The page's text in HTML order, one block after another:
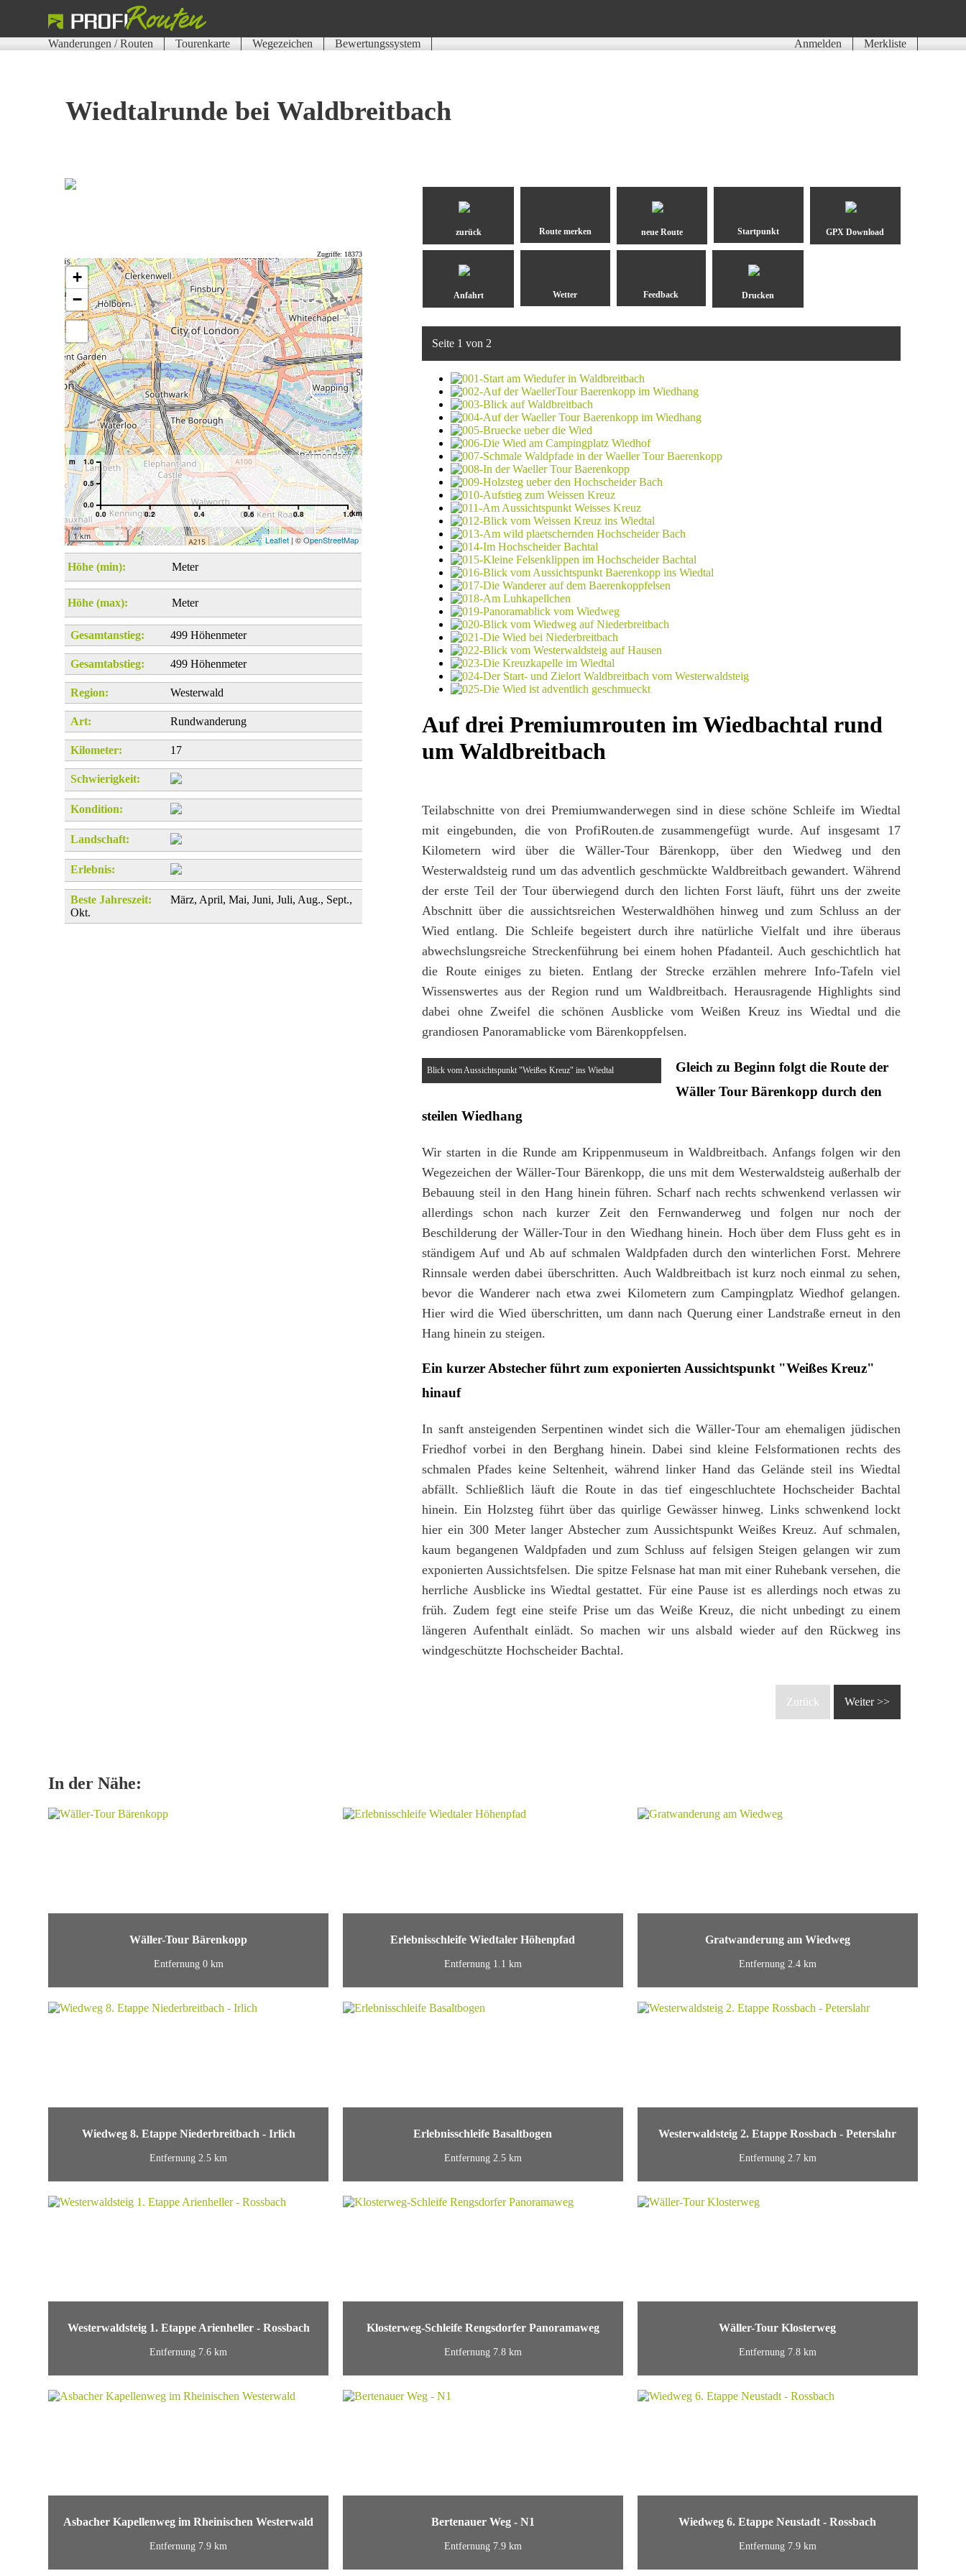
Wanderungen / Routen Tourenkarte Wegezeichen
Bewertungssystem
Anmelden Merkliste
Wiedtalrunde bei Waldbreitbach
Zugriffe: 18373
+
−
0.0 0.2 0.4 0.6 0.8 1.0km
0.0
0.5
1.0
m
1 km Leaflet| ©OpenStreetMap
Höhe (min): Meter
Höhe (max): Meter
Gesamtanstieg: 499 Höhenmeter
Gesamtabstieg: 499 Höhenmeter
Region: Westerwald
Art: Rundwanderung
Kilometer: 17
Schwierigkeit:
Kondition:
Landschaft:
Erlebnis:
Beste Jahreszeit:
März, April, Mai, Juni, Juli, Aug., Sept.,
Okt.
zurück neue Route GPX Download
Anfahrt Drucken
Seite 1 von 2
Auf drei Premiumrouten im Wiedbachtal rund
um Waldbreitbach
Teilabschnitte von drei Premiumwanderwegen sind in diese schöne Schleife im Wiedtal
mit eingebunden, die von ProfiRouten.de zusammengefügt wurde. Auf insgesamt 17
Kilometern wird über die Wäller-Tour Bärenkopp, über den Wiedweg und den
Westerwaldsteig rund um das adventlich geschmückte Waldbreitbach gewandert. Während
der erste Teil der Tour überwiegend durch den lichten Forst läuft, führt uns der zweite
Abschnitt über die aussichtsreichen Westerwaldhöhen hinweg und zum Schluss an der
Wied entlang. Die Schleife begeistert durch ihre natürliche Vielfalt und ihre überaus
abwechslungsreiche Streckenführung bei einem hohen Pfadanteil. Auch geschichtlich hat
die Route einiges zu bieten. Entlang der Strecke erzählen mehrere Info-Tafeln viel
Wissenswertes aus der Region rund um Waldbreitbach. Herausragende Highlights sind
dabei ohne Zweifel die schönen Ausblicke vom Weißen Kreuz ins Wiedtal und die
grandiosen Panoramablicke vom Bärenkoppfelsen.
Blick vom Aussichtspunkt "Weißes Kreuz" ins Wiedtal
Gleich zu Beginn folgt die Route der
Wäller Tour Bärenkopp durch den
steilen Wiedhang
Wir starten in die Runde am Krippenmuseum in Waldbreitbach. Anfangs folgen wir den
Wegezeichen der Wäller-Tour Bärenkopp, die uns mit dem Westerwaldsteig außerhalb der
Bebauung steil in den Hang hinein führen. Scharf nach rechts schwenkend verlassen wir
allerdings schon nach kurzer Zeit den Fernwanderweg und folgen nur noch der
Beschilderung der Wäller-Tour in den Wiedhang hinein. Hoch über dem Fluss geht es in
ständigem Auf und Ab auf schmalen Waldpfaden durch den winterlichen Forst. Mehrere
Rinnsale werden dabei überschritten. Auch Waldbreitbach ist kurz noch einmal zu sehen,
bevor die Wanderer nach etwa zwei Kilometern zum Campingplatz Wiedhof gelangen.
Hier wird die Wied überschritten, um dann nach Querung einer Landstraße erneut in den
Hang hinein zu steigen.
Ein kurzer Abstecher führt zum exponierten Aussichtspunkt "Weißes Kreuz"
hinauf
In sanft ansteigenden Serpentinen windet sich die Wäller-Tour am ehemaligen jüdischen
Friedhof vorbei in den Berghang hinein. Dabei sind kleine Felsformationen rechts des
schmalen Pfades keine Seltenheit, während linker Hand das Gelände steil ins Wiedtal
abfällt. Schließlich läuft die Route in das tief eingeschluchtete Hochscheider Bachtal
hinein. Ein Holzsteg führt über das quirlige Gewässer hinweg. Links schwenkend lockt
hier ein 300 Meter langer Abstecher zum Aussichtspunkt Weißes Kreuz. Auf schmalen,
kaum begangenen Waldpfaden und zum Schluss auf felsigen Steigen gelangen wir zum
exponierten Aussichtsfelsen. Die spitze Felsnase hat man mit einer Ruhebank versehen, die
herrliche Ausblicke ins Wiedtal gestattet. Für eine Pause ist es allerdings noch etwas zu
früh. Zudem fegt eine steife Prise um das Weiße Kreuz, die nicht unbedingt zu einem
längeren Aufenthalt einlädt. So machen wir uns alsbald wieder auf den Rückweg ins
windgeschützte Hochscheider Bachtal.
Zurück Weiter >>
In der Nähe:
Wäller-Tour Bärenkopp
Entfernung 0 km
Erlebnisschleife Wiedtaler Höhenpfad
Entfernung 1.1 km
Gratwanderung am Wiedweg
Entfernung 2.4 km
Wiedweg 8. Etappe Niederbreitbach - Irlich
Entfernung 2.5 km
Erlebnisschleife Basaltbogen
Entfernung 2.5 km
Westerwaldsteig 2. Etappe Rossbach - Peterslahr
Entfernung 2.7 km
Westerwaldsteig 1. Etappe Arienheller - Rossbach
Entfernung 7.6 km
Klosterweg-Schleife Rengsdorfer Panoramaweg
Entfernung 7.8 km
Wäller-Tour Klosterweg
Entfernung 7.8 km
Asbacher Kapellenweg im Rheinischen Westerwald
Entfernung 7.9 km
Bertenauer Weg - N1
Entfernung 7.9 km
Wiedweg 6. Etappe Neustadt - Rossbach
Entfernung 7.9 km